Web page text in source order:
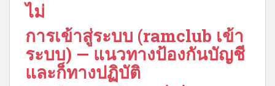
ไม่
การเข้าสู่ระบบ (ramclub เข้า
ระบบ) — แนวทางป้องกันบัญชี
และก็ทางปฏิบัติ